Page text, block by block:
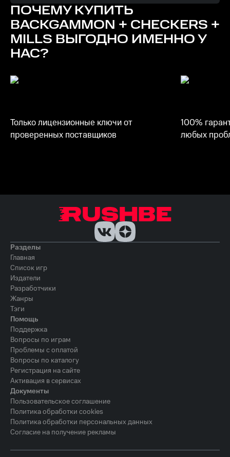
Память
1 ГБ ОЗУ
Место на диске
Windows 11
Место на диске
350 MБ
ПОЧЕМУ КУПИТЬ
BACKGAMMON + CHECKERS +
MILLS ВЫГОДНО ИМЕННО У
НАС?
Только лицензионные ключи от
проверенных поставщиков
100%
любых
Разделы
Главная
Список игр
Издатели
Разработчики
Жанры
Тэги
Помощь
Поддержка
Вопросы по играм
Проблемы с оплатой
Вопросы по каталогу
Регистрация на сайте
Активация в сервисах
Документы
Пользовательское соглашение
Политика обработки cookies
Политика обработки персональных данных
Согласие на получение рекламы